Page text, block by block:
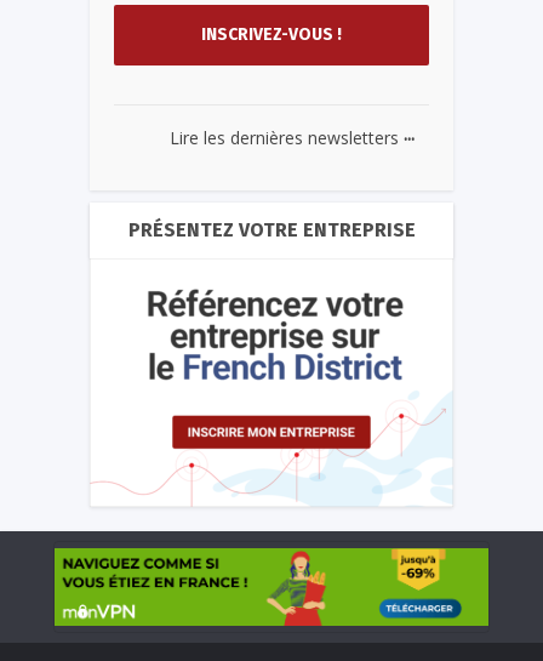
Lire les dernières newsletters ...
PRÉSENTEZ VOTRE ENTREPRISE